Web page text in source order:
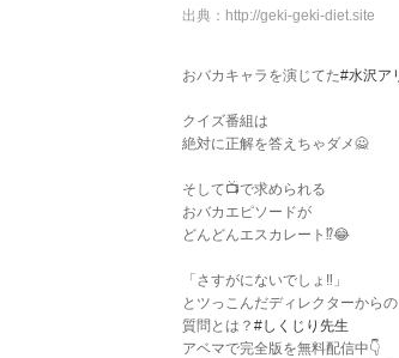
出典： http://geki-geki-diet.site
おバカキャラを演じてた#水沢ア
クイズ番組は
絶対に正解を答えちゃダメ🙅
そして📺で求められる
おバカエピソードが
どんどんエスカレート⁉️😂
「さすがにないでしょ‼️」
とツっこんだディレクターからの
質問とは？ #しくじり先生
アベマで完全版を無料配信中👇